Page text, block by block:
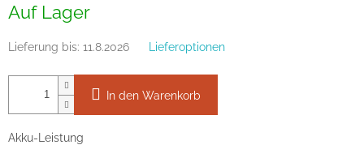
Auf Lager
Lieferung bis: 11.8.2026 Lieferoptionen
In den Warenkorb
Akku-Leistung